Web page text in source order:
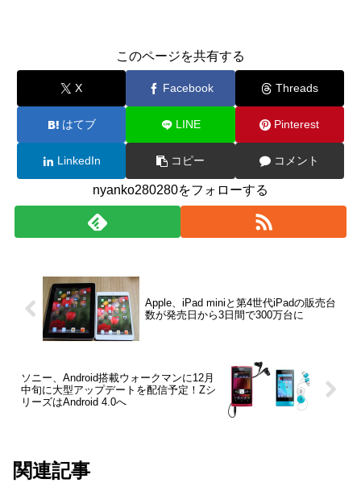
このページを共有する
X Facebook Threads
はてブ LINE Pinterest
LinkedIn コピー コメント
nyanko280280をフォローする
Apple、iPad miniと第4世代iPadの販売台
数が発売日から3日間で300万台に
ソニー、Android搭載ウォークマンに12月
中旬に大型アップデートを配信予定！Zシ
リーズはAndroid 4.0へ
関連記事